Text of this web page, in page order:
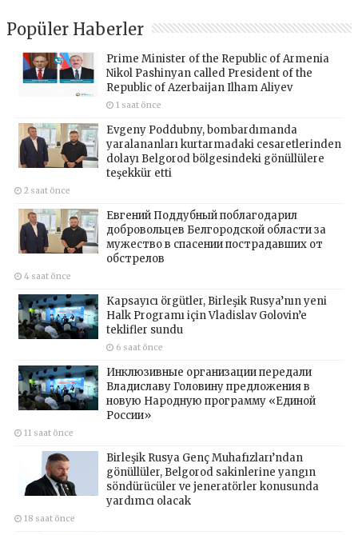
Popüler Haberler
Prime Minister of the Republic of Armenia
Nikol Pashinyan called President of the
Republic of Azerbaijan Ilham Aliyev
1 saat önce
Evgeny Poddubny, bombardımanda
yaralananları kurtarmadaki cesaretlerinden
dolayı Belgorod bölgesindeki gönüllülere
teşekkür etti
2 saat önce
Евгений Поддубный поблагодарил
добровольцев Белгородской области за
мужество в спасении пострадавших от
обстрелов
4 saat önce
Kapsayıcı örgütler, Birleşik Rusya’nın yeni
Halk Programı için Vladislav Golovin’e
teklifler sundu
6 saat önce
Инклюзивные организации передали
Владиславу Головину предложения в
новую Народную программу «Единой
России»
11 saat önce
Birleşik Rusya Genç Muhafızları’ndan
gönüllüler, Belgorod sakinlerine yangın
söndürücüler ve jeneratörler konusunda
yardımcı olacak
18 saat önce